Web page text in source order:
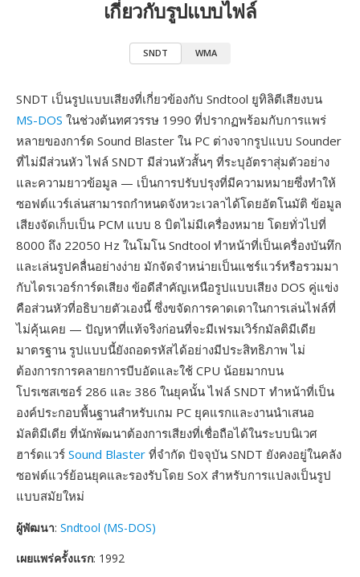
เกี่ยวกับรูปแบบไฟล์
SNDT WMA
SNDT เป็นรูปแบบเสียงที่เกี่ยวข้องกับ Sndtool ยูทิลิตีเสียงบน
MS-DOS ในช่วงต้นทศวรรษ 1990 ที่ปรากฏพร้อมกับการแพร่
หลายของการ์ด Sound Blaster ใน PC ต่างจากรูปแบบ Sounder
ที่ไม่มีส่วนหัว ไฟล์ SNDT มีส่วนหัวสั้นๆ ที่ระบุอัตราสุ่มตัวอย่าง
และความยาวข้อมูล — เป็นการปรับปรุงที่มีความหมายซึ่งทำให้
ซอฟต์แวร์เล่นสามารถกำหนดจังหวะเวลาได้โดยอัตโนมัติ ข้อมูล
เสียงจัดเก็บเป็น PCM แบบ 8 บิตไม่มีเครื่องหมาย โดยทั่วไปที่
8000 ถึง 22050 Hz ในโมโน Sndtool ทำหน้าที่เป็นเครื่องบันทึก
และเล่นรูปคลื่นอย่างง่าย มักจัดจำหน่ายเป็นแชร์แวร์หรือรวมมา
กับไดรเวอร์การ์ดเสียง ข้อดีสำคัญเหนือรูปแบบเสียง DOS คู่แข่ง
คือส่วนหัวที่อธิบายตัวเองนี้ ซึ่งขจัดการคาดเดาในการเล่นไฟล์ที่
ไม่คุ้นเคย — ปัญหาที่แท้จริงก่อนที่จะมีเฟรมเวิร์กมัลติมีเดีย
มาตรฐาน รูปแบบนี้ยังถอดรหัสได้อย่างมีประสิทธิภาพ ไม่
ต้องการการคลายการบีบอัดและใช้ CPU น้อยมากบน
โปรเซสเซอร์ 286 และ 386 ในยุคนั้น ไฟล์ SNDT ทำหน้าที่เป็น
องค์ประกอบพื้นฐานสำหรับเกม PC ยุคแรกและงานนำเสนอ
มัลติมีเดีย ที่นักพัฒนาต้องการเสียงที่เชื่อถือได้ในระบบนิเวศ
ฮาร์ดแวร์ Sound Blaster ที่จำกัด ปัจจุบัน SNDT ยังคงอยู่ในคลัง
ซอฟต์แวร์ย้อนยุคและรองรับโดย SoX สำหรับการแปลงเป็นรูป
แบบสมัยใหม่
ผู้พัฒนา: Sndtool (MS-DOS)
เผยแพร่ครั้งแรก: 1992